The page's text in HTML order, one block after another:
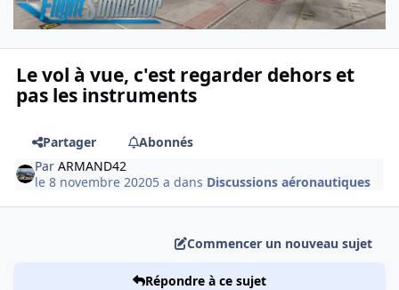
Le vol à vue, c'est regarder dehors et
pas les instruments
Partager
Abonnés
ParARMAND42
le 8 novembre 20205 a dans Discussions aéronautiques
Commencer un nouveau sujet
Répondre à ce sujet